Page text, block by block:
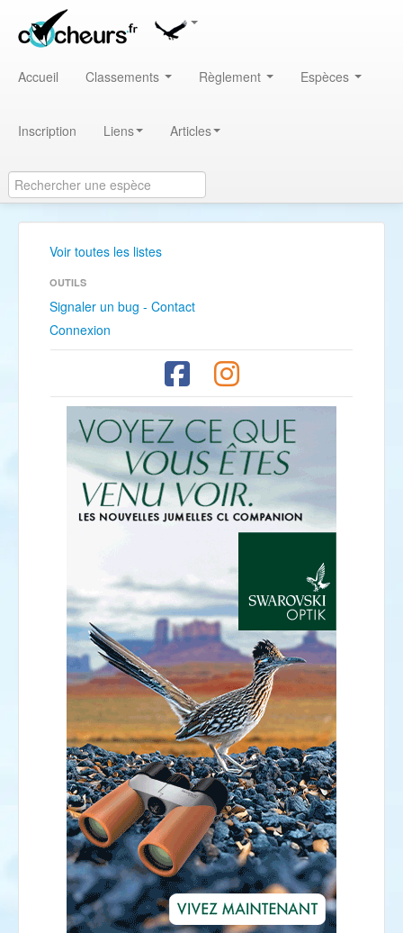
Accueil Classements Règlement Espèces
Inscription Liens Articles
Voir toutes les listes
OUTILS
Signaler un bug - Contact
Connexion